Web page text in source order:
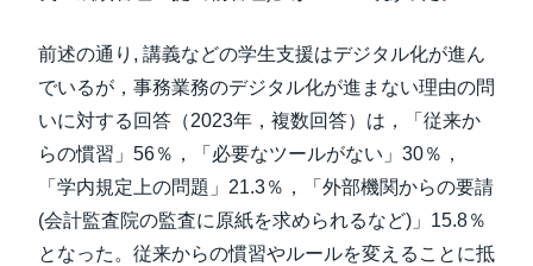
前述の通り, 講義などの学生支援はデジタル化が進ん
でいるが，事務業務のデジタル化が進まない理由の問
いに対する回答（2023年，複数回答）は，「従来か
らの慣習」56％，「必要なツールがない」30％，
「学内規定上の問題」21.3％，「外部機関からの要請
(会計監査院の監査に原紙を求められるなど)」15.8％
となった。従来からの慣習やルールを変えることに抵